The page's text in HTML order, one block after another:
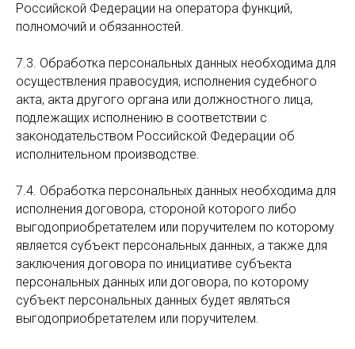
Российской Федерации на оператора функций,
полномочий и обязанностей.
7.3. Обработка персональных данных необходима для
осуществления правосудия, исполнения судебного
акта, акта другого органа или должностного лица,
подлежащих исполнению в соответствии с
законодательством Российской Федерации об
исполнительном производстве.
7.4. Обработка персональных данных необходима для
исполнения договора, стороной которого либо
выгодоприобретателем или поручителем по которому
является субъект персональных данных, а также для
заключения договора по инициативе субъекта
персональных данных или договора, по которому
субъект персональных данных будет являться
выгодоприобретателем или поручителем.